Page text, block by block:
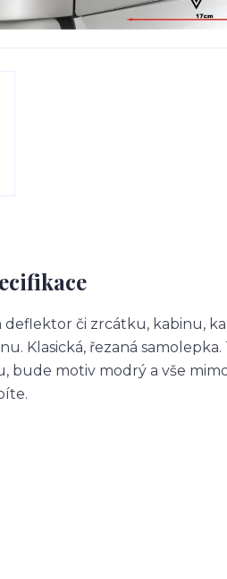
deflektor či zrcátku, kabinu,
Klasická, řezaná
bude motiv modrý a vše